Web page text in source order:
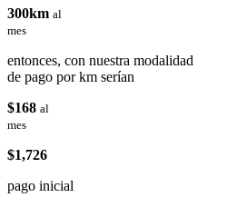
300km al
mes
entonces, con nuestra modalidad
de pago por km serían
$168 al
mes
$1,726
pago inicial